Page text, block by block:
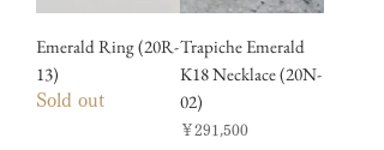
Emerald Ring (20R-
13)
Sold out
Trapiche Emerald
K18 Necklace (20N-
02)
価格
￥291,500